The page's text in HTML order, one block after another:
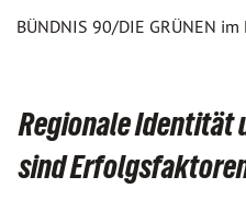
BÜNDNIS 90/DIE GRÜNEN
Regionale Identität
sind